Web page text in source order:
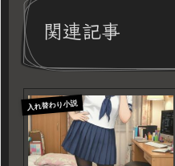
関連記事
入れ替わり小説